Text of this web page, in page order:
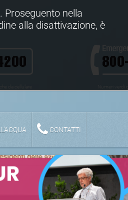
CONTATTI
Proseguento nella
alla disattivazione, è